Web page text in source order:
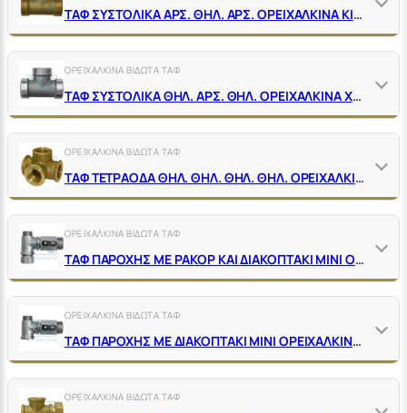
ΤΑΦ ΣΥΣΤΟΛΙΚΑ ΑΡΣ. ΘΗΛ. ΑΡΣ. ΟΡΕΙΧΑΛΚΙΝΑ ΚΙΤΡΙΝΑ
ΟΡΕΙΧΑΛΚΙΝΑ ΒΙΔΩΤΑ ΤΑΦ
ΤΑΦ ΣΥΣΤΟΛΙΚΑ ΘΗΛ. ΑΡΣ. ΘΗΛ. ΟΡΕΙΧΑΛΚΙΝΑ ΧΡΩΜΕ
ΟΡΕΙΧΑΛΚΙΝΑ ΒΙΔΩΤΑ ΤΑΦ
ΤΑΦ ΤΕΤΡΑΟΔΑ ΘΗΛ. ΘΗΛ. ΘΗΛ. ΘΗΛ. ΟΡΕΙΧΑΛΚΙΝΑ ΚΙΤΡΙΝΑ
ΟΡΕΙΧΑΛΚΙΝΑ ΒΙΔΩΤΑ ΤΑΦ
ΤΑΦ ΠΑΡΟΧΗΣ ΜΕ ΡΑΚΟΡ ΚΑΙ ΔΙΑΚΟΠΤΑΚΙ ΜΙΝΙ ΟΡΕΙΧΑΛΚΙΝΑ ΧΡΩΜΕ ΜΑΤ
ΟΡΕΙΧΑΛΚΙΝΑ ΒΙΔΩΤΑ ΤΑΦ
ΤΑΦ ΠΑΡΟΧΗΣ ΜΕ ΔΙΑΚΟΠΤΑΚΙ ΜΙΝΙ ΟΡΕΙΧΑΛΚΙΝΑ ΧΡΩΜΕ
ΟΡΕΙΧΑΛΚΙΝΑ ΒΙΔΩΤΑ ΤΑΦ